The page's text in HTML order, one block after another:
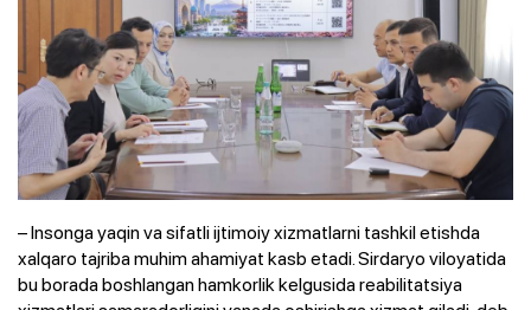
– Insonga yaqin va sifatli ijtimoiy xizmatlarni tashkil etishda
xalqaro tajriba muhim ahamiyat kasb etadi. Sirdaryo viloyatida
bu borada boshlangan hamkorlik kelgusida reabilitatsiya